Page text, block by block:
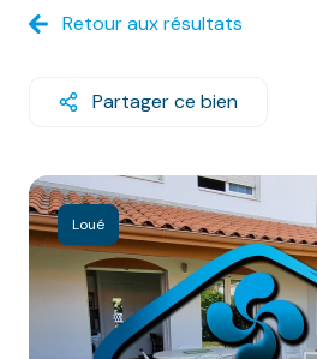
DISPONIBLES
PRO
BIENS
LOUES
PRO
NOS
VILLES
DOSSIER DE
CANDIDATURE
Retour aux résultats
Partager ce bien
Loué